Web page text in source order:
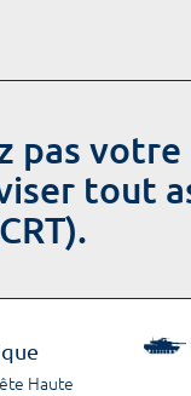
pas
tout
Haute